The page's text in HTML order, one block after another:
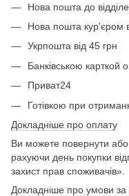
Нова пошта до
Нова пошта кур'єром
Укрпошта від 45 грн
Банківською карткой
Приват24
Готівкою при
Докладніше про оплату
Ви можете повернути або
рахуючи день покупки
захист прав споживачів».
Докладніше про умови за